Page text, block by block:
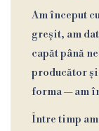
Am început
greșit, am
capăt până
producător
forma — am
Între timp